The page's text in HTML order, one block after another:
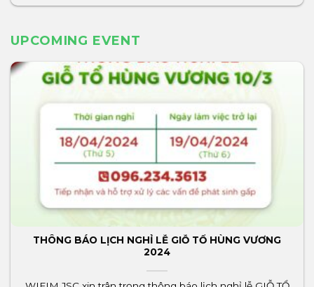
UPCOMING EVENT
THÔNG BÁO LỊCH NGHỈ LỄ GIỖ TỔ HÙNG VƯƠNG
2024